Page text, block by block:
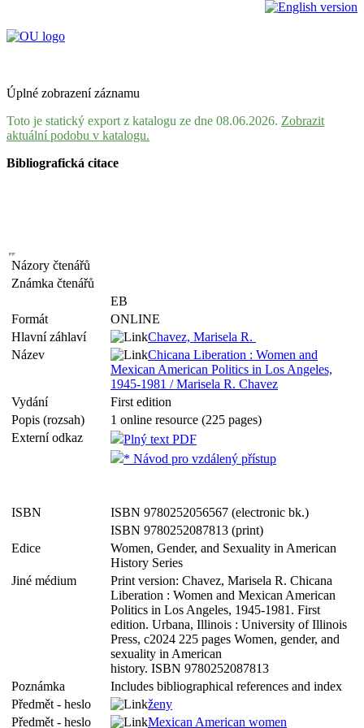
Úplné zobrazení záznamu
Toto je statický export z katalogu ze dne 08.06.2026. Zobrazit
aktuální podobu v katalogu.
Bibliografická citace
Názory čtenářů
Známka čtenářů
EB
Formát
ONLINE
Hlavní záhlaví
Chavez, Marisela R.
Název
Chicana Liberation : Women and
Mexican American Politics in Los Angeles,
1945-1981 / Marisela R. Chavez
Vydání
First edition
Popis (rozsah)
1 online resource (225 pages)
Externí odkaz
Plný text PDF
* Návod pro vzdálený přístup
ISBN
ISBN 9780252056567 (electronic bk.)
ISBN 9780252087813 (print)
Edice
Women, Gender, and Sexuality in American
History Series
Jiné médium
Print version: Chavez, Marisela R. Chicana
Liberation : Women and Mexican American
Politics in Los Angeles, 1945-1981. First
edition. Urbana, Illinois : University of Illinois
Press, c2024 225 pages Women, gender, and
sexuality in American
history. ISBN 9780252087813
Poznámka
Includes bibliographical references and index
Předmět - heslo
ženy
Předmět - heslo
Mexican American women